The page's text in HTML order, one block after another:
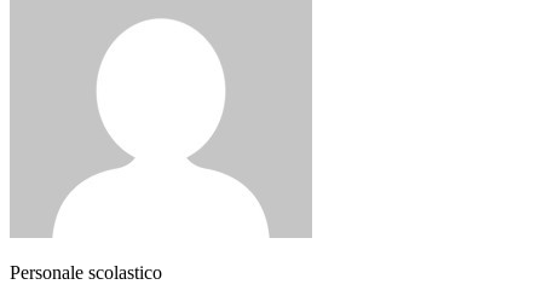
Personale scolastico